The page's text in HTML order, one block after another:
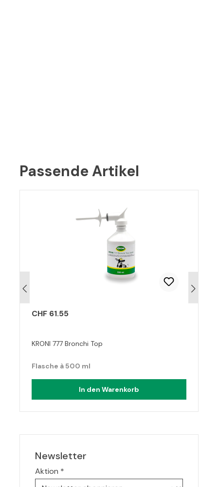
Produktgalerie überspringen
Passende Artikel
CHF 61.55
KRONI 777 Bronchi Top
Flasche à 500 ml
In den Warenkorb
Newsletter
Aktion *